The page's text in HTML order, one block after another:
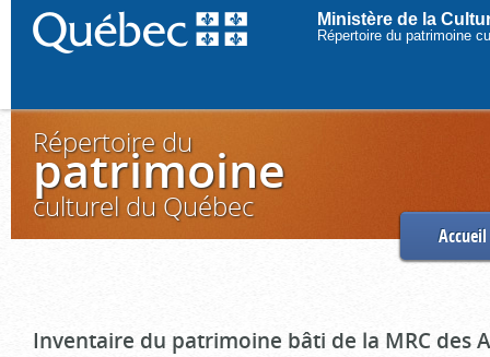
Ministère de la
Répertoire du patrimoine
Répertoire du
patrimoine
culturel du Québec
Accueil
Inventaire du patrimoine bâti de la MRC des